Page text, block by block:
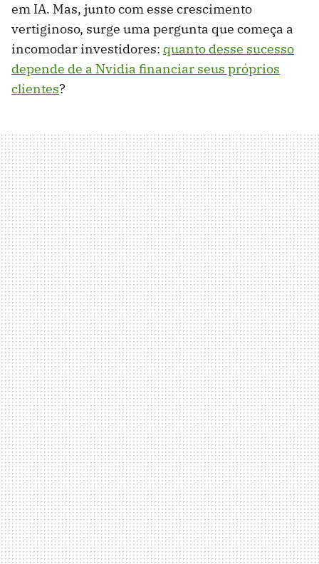
em IA. Mas, junto com esse crescimento
vertiginoso, surge uma pergunta que começa a
incomodar investidores: quanto desse sucesso
depende de a Nvidia financiar seus próprios
clientes?